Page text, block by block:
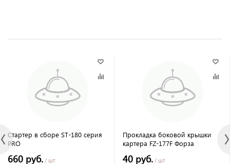
Стартер в сборе ST-180 серия
PRO
660 руб. / шт
Прокладка боковой крышки
картера FZ-177F Форза
40 руб. / шт